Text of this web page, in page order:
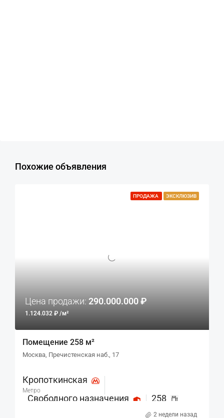
Похожие объявления
ПРОДАЖА ЭКСКЛЮЗИВ
Цена продажи: 290.000.000 ₽
1.124.032 ₽ /м²
Помещение 258 м²
Москва, Пречистенская наб., 17
Кропоткинская
Метро
Свободного назначения 258
2 недели назад